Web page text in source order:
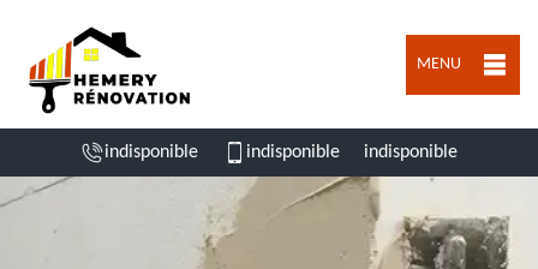
MENU
indisponible indisponible indisponible